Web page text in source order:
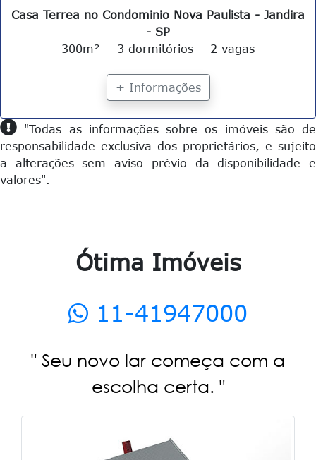
Casa Terrea no Condominio Nova Paulista - Jandira
- SP
300m²
3 dormitórios 2 vagas
+ Informações
"Todas as informações sobre os imóveis são de
responsabilidade exclusiva dos proprietários, e sujeito
a alterações sem aviso prévio da disponibilidade e
valores".
Ótima Imóveis
11-41947000
" Seu novo lar começa com a
escolha certa. "